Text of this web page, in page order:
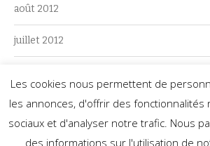
août 2012
juillet 2012
mai 2012
Les cookies nous permettent de
les annonces, d'offrir des fonctionnalités
sociaux et d'analyser notre trafic. Nous
des informations sur l'utilisation de